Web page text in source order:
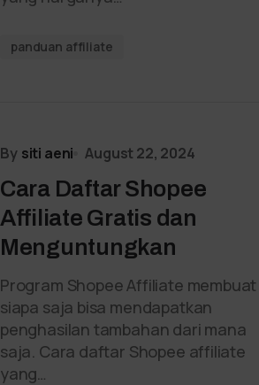
panduan affiliate
By siti aeni August 22, 2024
Cara Daftar Shopee
Affiliate Gratis dan
Menguntungkan
Program Shopee Affiliate membuat
siapa saja bisa mendapatkan
penghasilan tambahan dari mana
saja. Cara daftar Shopee affiliate
yang…